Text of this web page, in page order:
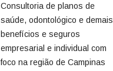
Consultoria de planos de
saúde, odontológico e demais
benefícios e seguros
empresarial e individual com
foco na região de Campinas